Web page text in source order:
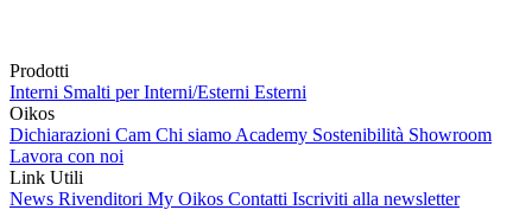
Prodotti
Interni Smalti per Interni/Esterni Esterni
Oikos
Dichiarazioni Cam Chi siamo Academy Sostenibilità Showroom
Lavora con noi
Link Utili
News Rivenditori My Oikos Contatti Iscriviti alla newsletter